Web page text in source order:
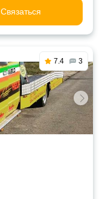
Связаться
7.4 3